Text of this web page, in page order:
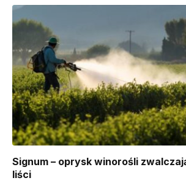
Signum – oprysk winorośli
liści